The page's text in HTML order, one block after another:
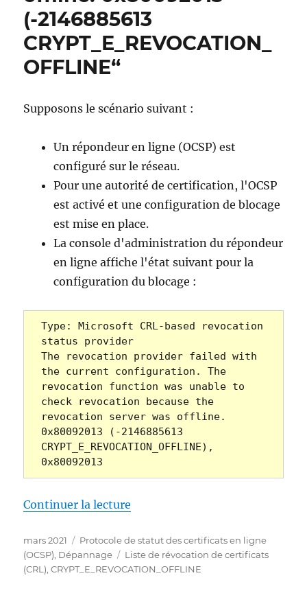
(-2146885613
CRYPT_E_REVOCATION_
OFFLINE“
Supposons le scénario suivant :
Un répondeur en ligne (OCSP) est
configuré sur le réseau.
Pour une autorité de certification, l'OCSP
est activé et une configuration de blocage
est mise en place.
La console d'administration du répondeur
en ligne affiche l'état suivant pour la
configuration du blocage :
Type: Microsoft CRL-based revocation
status provider
The revocation provider failed with
the current configuration. The
revocation function was unable to
check revocation because the
revocation server was offline.
0x80092013 (-2146885613
CRYPT_E_REVOCATION_OFFLINE),
0x80092013
Continuer la lecture
Publié
le
mars 2021 Catégories
Protocole de statut des certificats en ligne
(OCSP) Dépannage Étiquettes
Liste de révocation de certificats
(CRL) ,CRYPT_E_REVOCATION_OFFLINE